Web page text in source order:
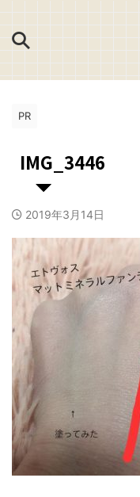
PR
IMG_3446
2019年3月14日